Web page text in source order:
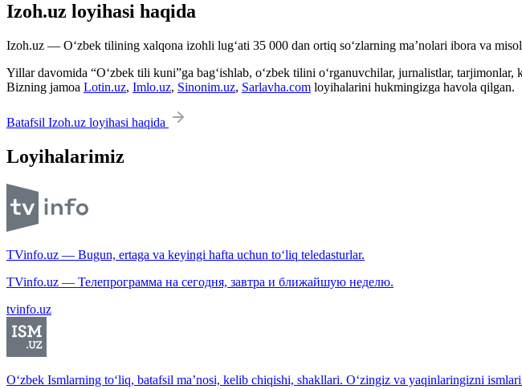
Izoh.uz loyihasi haqida
Izoh.uz — O‘zbek tilining xalqona izohli lug‘ati 35 000 dan ortiq so‘zlarning ma’nolari ibora va
Yillar davomida “O‘zbek tili kuni”ga bag‘ishlab, o‘zbek tilini o‘rganuvchilar, jurnalistlar,
Bizning jamoa Lotin.uz, Imlo.uz, Sinonim.uz, Sarlavha.com loyihalarini hukmingizga havola qilgan.
Batafsil Izoh.uz loyihasi haqida
Loyihalarimiz
TVinfo.uz — Bugun, ertaga va keyingi hafta uchun to‘liq teledasturlar.
TVinfo.uz — Телепрограмма на сегодня, завтра и ближайшую неделю.
tvinfo.uz
O‘zbek Ismlarning to‘liq, batafsil ma’nosi, kelib chiqishi, shakllari. O‘zingiz va yaqinlaringizni